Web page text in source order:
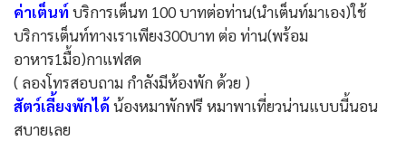
ค่าเต็นท์บริการเต็นท 100 บาทต่อท่าน(นำเต็นท์มาเอง)ใช้
บริการเต็นท์ทางเราเพียง300บาท ต่อ ท่าน(พร้อม
อาหาร1มื้อ)กาแฟสด
( ลองโทรสอบถาม กำลังมีห้องพัก ด้วย )
สัตว์เลี้ยงพักได้ น้องหมาพักฟรี หมาพาเที่ยวน่านแบบนี้นอน
สบายเลย